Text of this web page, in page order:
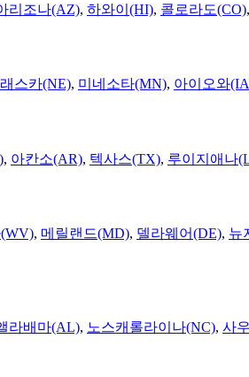
리조나(AZ), 하와이(HI), 콜로라도(CO),
스카(NE), 미네소타(MN), 아이오와
, 아칸소(AR), 텍사스(TX), 루이지애나
, 메릴랜드(MD), 델라웨어(DE), 뉴
라배마(AL), 노스캐롤라이나(NC), 사